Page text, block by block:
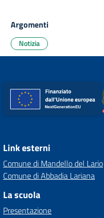
Argomenti
Notizia
Link esterni
Comune di Mandello del Lario
Comune di Abbadia Lariana
La scuola
Presentazione